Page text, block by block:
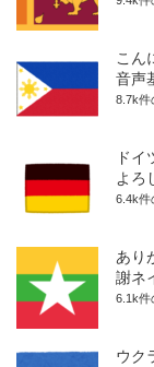
こん
音声
8.7k件
ド
よろ
6.4k件
あり
謝ネ
6.1k件
ウク